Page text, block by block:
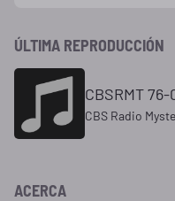
ÚLTIMA REPRODUCCIÓN
CBSRMT
CBS Radio
ACERCA